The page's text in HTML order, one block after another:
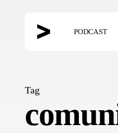
PODCAST
Tag